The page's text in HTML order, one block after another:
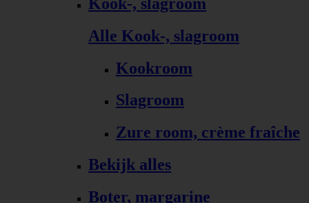
Alle Kook-, slagroom
Kookroom
Slagroom
Zure room, crème fraîche
Bekijk alles
Boter, margarine